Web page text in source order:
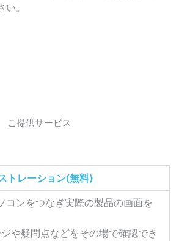
。
ご提供サービス
トレーション(無料)
コンをつなぎ実際の製品の画面を
や疑問点などをその場で確認でき